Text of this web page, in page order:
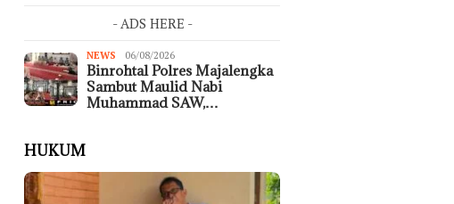
- ADS HERE -
NEWS 06/08/2026
Binrohtal Polres Majalengka
Sambut Maulid Nabi
Muhammad SAW,…
HUKUM